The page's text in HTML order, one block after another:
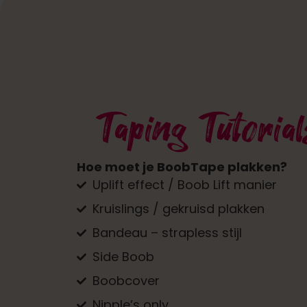
Taping
Hoe moet je BoobTape plakken?
Uplift effect / Boob Lift manier
Kruislings / gekruisd plakken
Bandeau – strapless stijl
Side Boob
Boobcover